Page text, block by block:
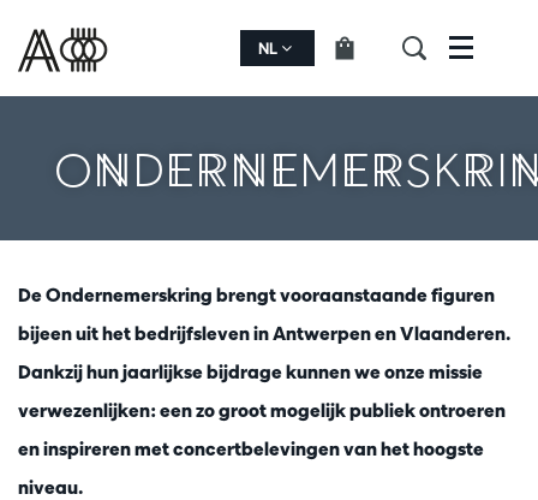
NL Menu
De Ondernemerskring brengt vooraanstaande figuren
bijeen uit het bedrijfsleven in Antwerpen en Vlaanderen.
Dankzij hun jaarlijkse bijdrage kunnen we onze missie
verwezenlijken: een zo groot mogelijk publiek ontroeren
en inspireren met concertbelevingen van het hoogste
niveau.